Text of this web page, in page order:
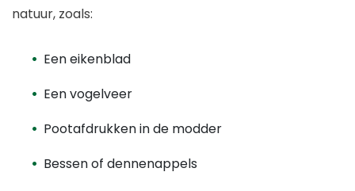
natuur, zoals:
Een eikenblad
Een vogelveer
Pootafdrukken in de modder
Bessen of dennenappels